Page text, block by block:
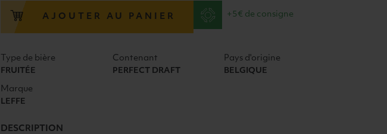
5°
PERFECT
FUT
6L
AJOUTER AU PANIER +5€ de consigne
Type de bière
FRUITÉE
Contenant
PERFECT DRAFT
Pays d'origine
BELGIQUE
Marque
LEFFE
DESCRIPTION